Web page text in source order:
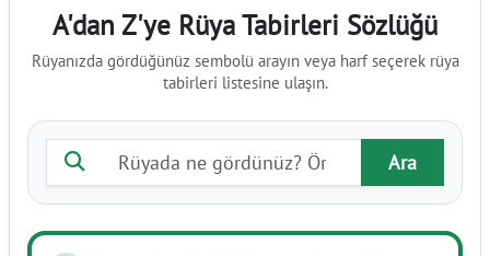
A'dan Z'ye Rüya Tabirleri Sözlüğü
Rüyanızda gördüğünüz sembolü arayın veya harf seçerek rüya
tabirleri listesine ulaşın.
Rüya tabiri ara
Ara